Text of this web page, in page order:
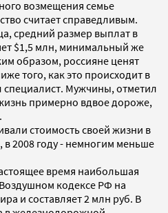
возмещения семье
считает справедливым.
средний размер выплат в
$1,5 млн, минимальный же
образом, россияне ценят
того, как это происходит в
специалист. Мужчины, отметил
примерно вдвое дороже,
стоимость своей жизни в
в 2008 году - немногим меньше
время наибольшая
кодексе РФ на
и составляет 2 млн руб. В